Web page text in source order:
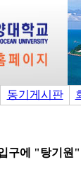
동기게시판
구에 "탕기원"